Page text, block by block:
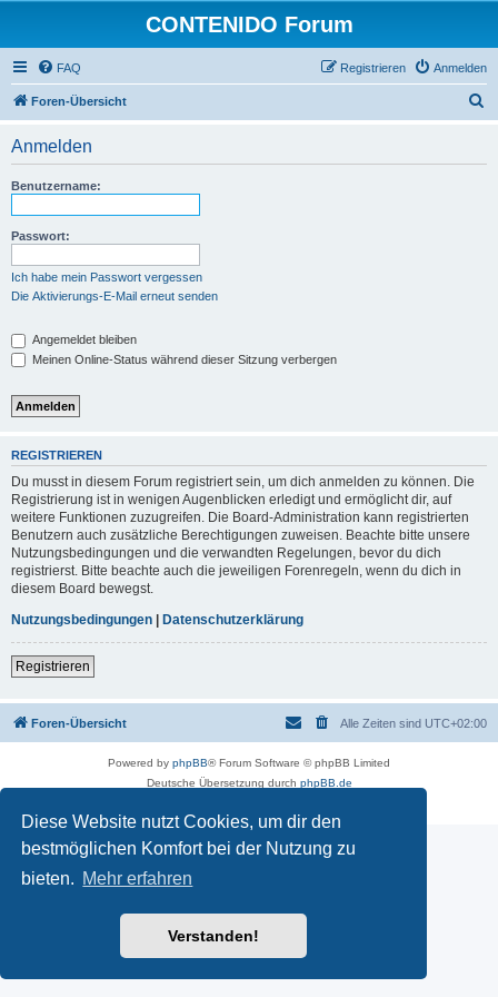
Diese Website nutzt Cookies, um dir den
bestmöglichen Komfort bei der Nutzung zu
bieten. Mehr erfahren
Verstanden!
CONTENIDO Forum
FAQ Anmelden
Registrieren
Foren-Übersicht
Anmelden
Benutzername:
Passwort:
Ich habe mein Passwort vergessen
Die Aktivierungs-E-Mail erneut senden
Angemeldet bleiben
Meinen Online-Status während dieser Sitzung verbergen
REGISTRIEREN
Du musst in diesem Forum registriert sein, um dich anmelden zu können. Die
Registrierung ist in wenigen Augenblicken erledigt und ermöglicht dir, auf
weitere Funktionen zuzugreifen. Die Board-Administration kann registrierten
Benutzern auch zusätzliche Berechtigungen zuweisen. Beachte bitte unsere
Nutzungsbedingungen und die verwandten Regelungen, bevor du dich
registrierst. Bitte beachte auch die jeweiligen Forenregeln, wenn du dich in
diesem Board bewegst.
Nutzungsbedingungen | Datenschutzerklärung
Registrieren
Foren-Übersicht Alle Zeiten sind UTC+02:00
Powered by phpBB® Forum Software © phpBB Limited
Deutsche Übersetzung durch phpBB.de